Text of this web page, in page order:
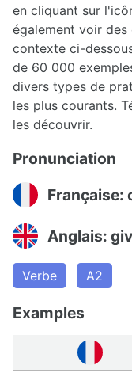
en cliquant sur
également voir des
contexte ci-
de 60 000
divers types de
les plus courants.
les découvrir.
Pronunciation
Française:
Anglais:
Verbe A2
Examples